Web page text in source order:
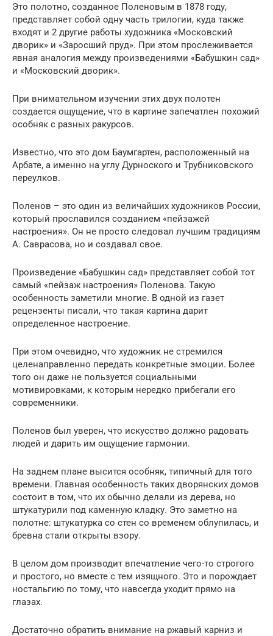
Это полотно, созданное Поленовым в 1878 году,
представляет собой одну часть трилогии, куда также
входят и 2 другие работы художника «Московский
дворик» и «Заросший пруд». При этом прослеживается
явная аналогия между произведениями «Бабушкин сад»
и «Московский дворик».
При внимательном изучении этих двух полотен
создается ощущение, что в картине запечатлен похожий
особняк с разных ракурсов.
Известно, что это дом Баумгартен, расположенный на
Арбате, а именно на углу Дурноского и Трубниковского
переулков.
Поленов – это один из величайших художников России,
который прославился созданием «пейзажей
настроения». Он не просто следовал лучшим традициям
А. Саврасова, но и создавал свое.
Произведение «Бабушкин сад» представляет собой тот
самый «пейзаж настроения» Поленова. Такую
особенность заметили многие. В одной из газет
рецензенты писали, что такая картина дарит
определенное настроение.
При этом очевидно, что художник не стремился
целенаправленно передать конкретные эмоции. Более
того он даже не пользуется социальными
мотивировками, к которым нередко прибегали его
современники.
Поленов был уверен, что искусство должно радовать
людей и дарить им ощущение гармонии.
На заднем плане высится особняк, типичный для того
времени. Главная особенность таких дворянских домов
состоит в том, что их обычно делали из дерева, но
штукатурили под каменную кладку. Это заметно на
полотне: штукатурка со стен со временем облупилась, и
бревна стали открыты взору.
В целом дом производит впечатление чего-то строгого
и простого, но вместе с тем изящного. Это и порождает
ностальгию по тому, что навсегда уходит прямо на
глазах.
Достаточно обратить внимание на ржавый карниз и